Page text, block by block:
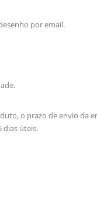
por email.
o prazo de envio da
dias úteis.